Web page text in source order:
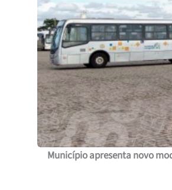
Município apresenta novo